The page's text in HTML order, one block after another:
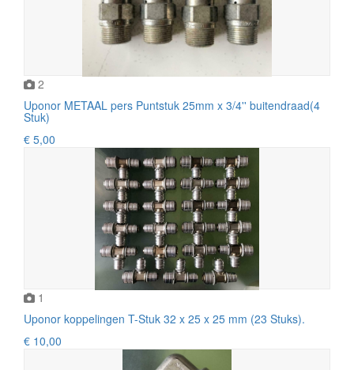
2
Uponor METAAL pers Puntstuk 25mm x 3/4'' buitendraad(4
Stuk)
€ 5,00
1
Uponor koppelingen T-Stuk 32 x 25 x 25 mm (23 Stuks).
€ 10,00